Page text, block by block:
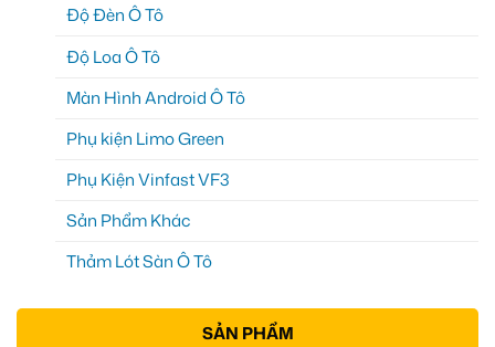
Độ Đèn Ô Tô
Độ Loa Ô Tô
Màn Hình Android Ô Tô
Phụ kiện Limo Green
Phụ Kiện Vinfast VF3
Sản Phẩm Khác
Thảm Lót Sàn Ô Tô
SẢN PHẨM